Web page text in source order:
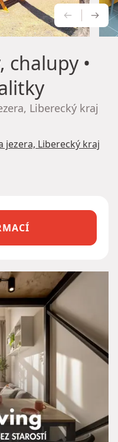
chalupy•
Liberecký kraj
jezera, Liberecký kraj